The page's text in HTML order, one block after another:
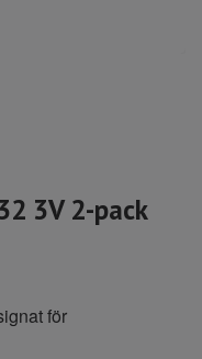
3V 2-pack
för